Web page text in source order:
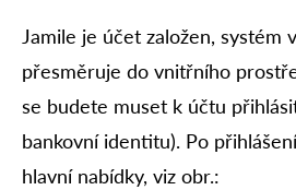
Jamile je účet založen, systém
přesměruje do vnitřního
se budete muset k účtu
bankovní identitu). Po
hlavní nabídky, viz obr.: